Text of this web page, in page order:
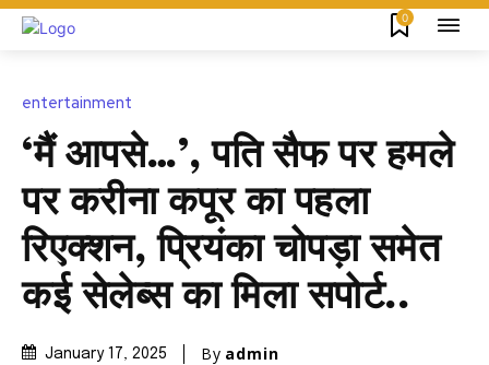
0
entertainment
‘मैं आपसे…’, पति सैफ पर हमले
पर करीना कपूर का पहला
रिएक्शन, प्रियंका चोपड़ा समेत
कई सेलेब्स का मिला सपोर्ट..
January 17, 2025 By admin